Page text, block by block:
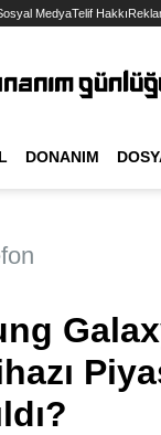
MedyaTelif Hakkı
DONANIM